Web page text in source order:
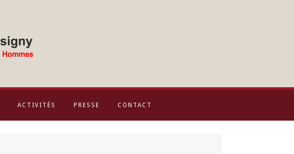
ACTIVITÉS PRESSE CONTACT